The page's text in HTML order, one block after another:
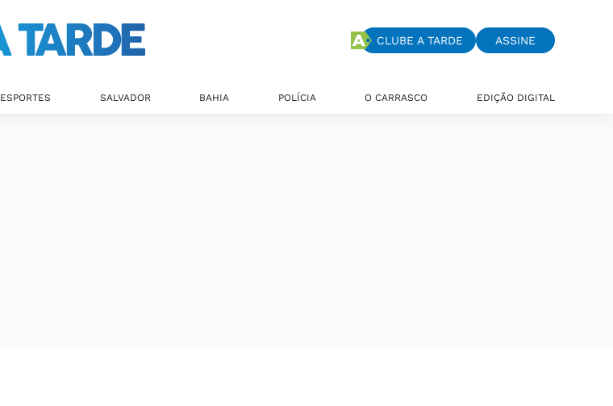
CLUBE A TARDE ASSINE
ESPORTES SALVADOR BAHIA POLÍCIA O CARRASCO EDIÇÃO DIGITAL